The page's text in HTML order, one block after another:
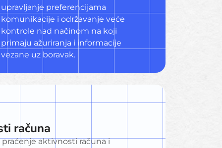
upravljanje preferencijama
komunikacije i održavanje veće
kontrole nad načinom na koji
primaju ažuriranja i informacije
vezane uz boravak.
računa
aktivnosti računa i